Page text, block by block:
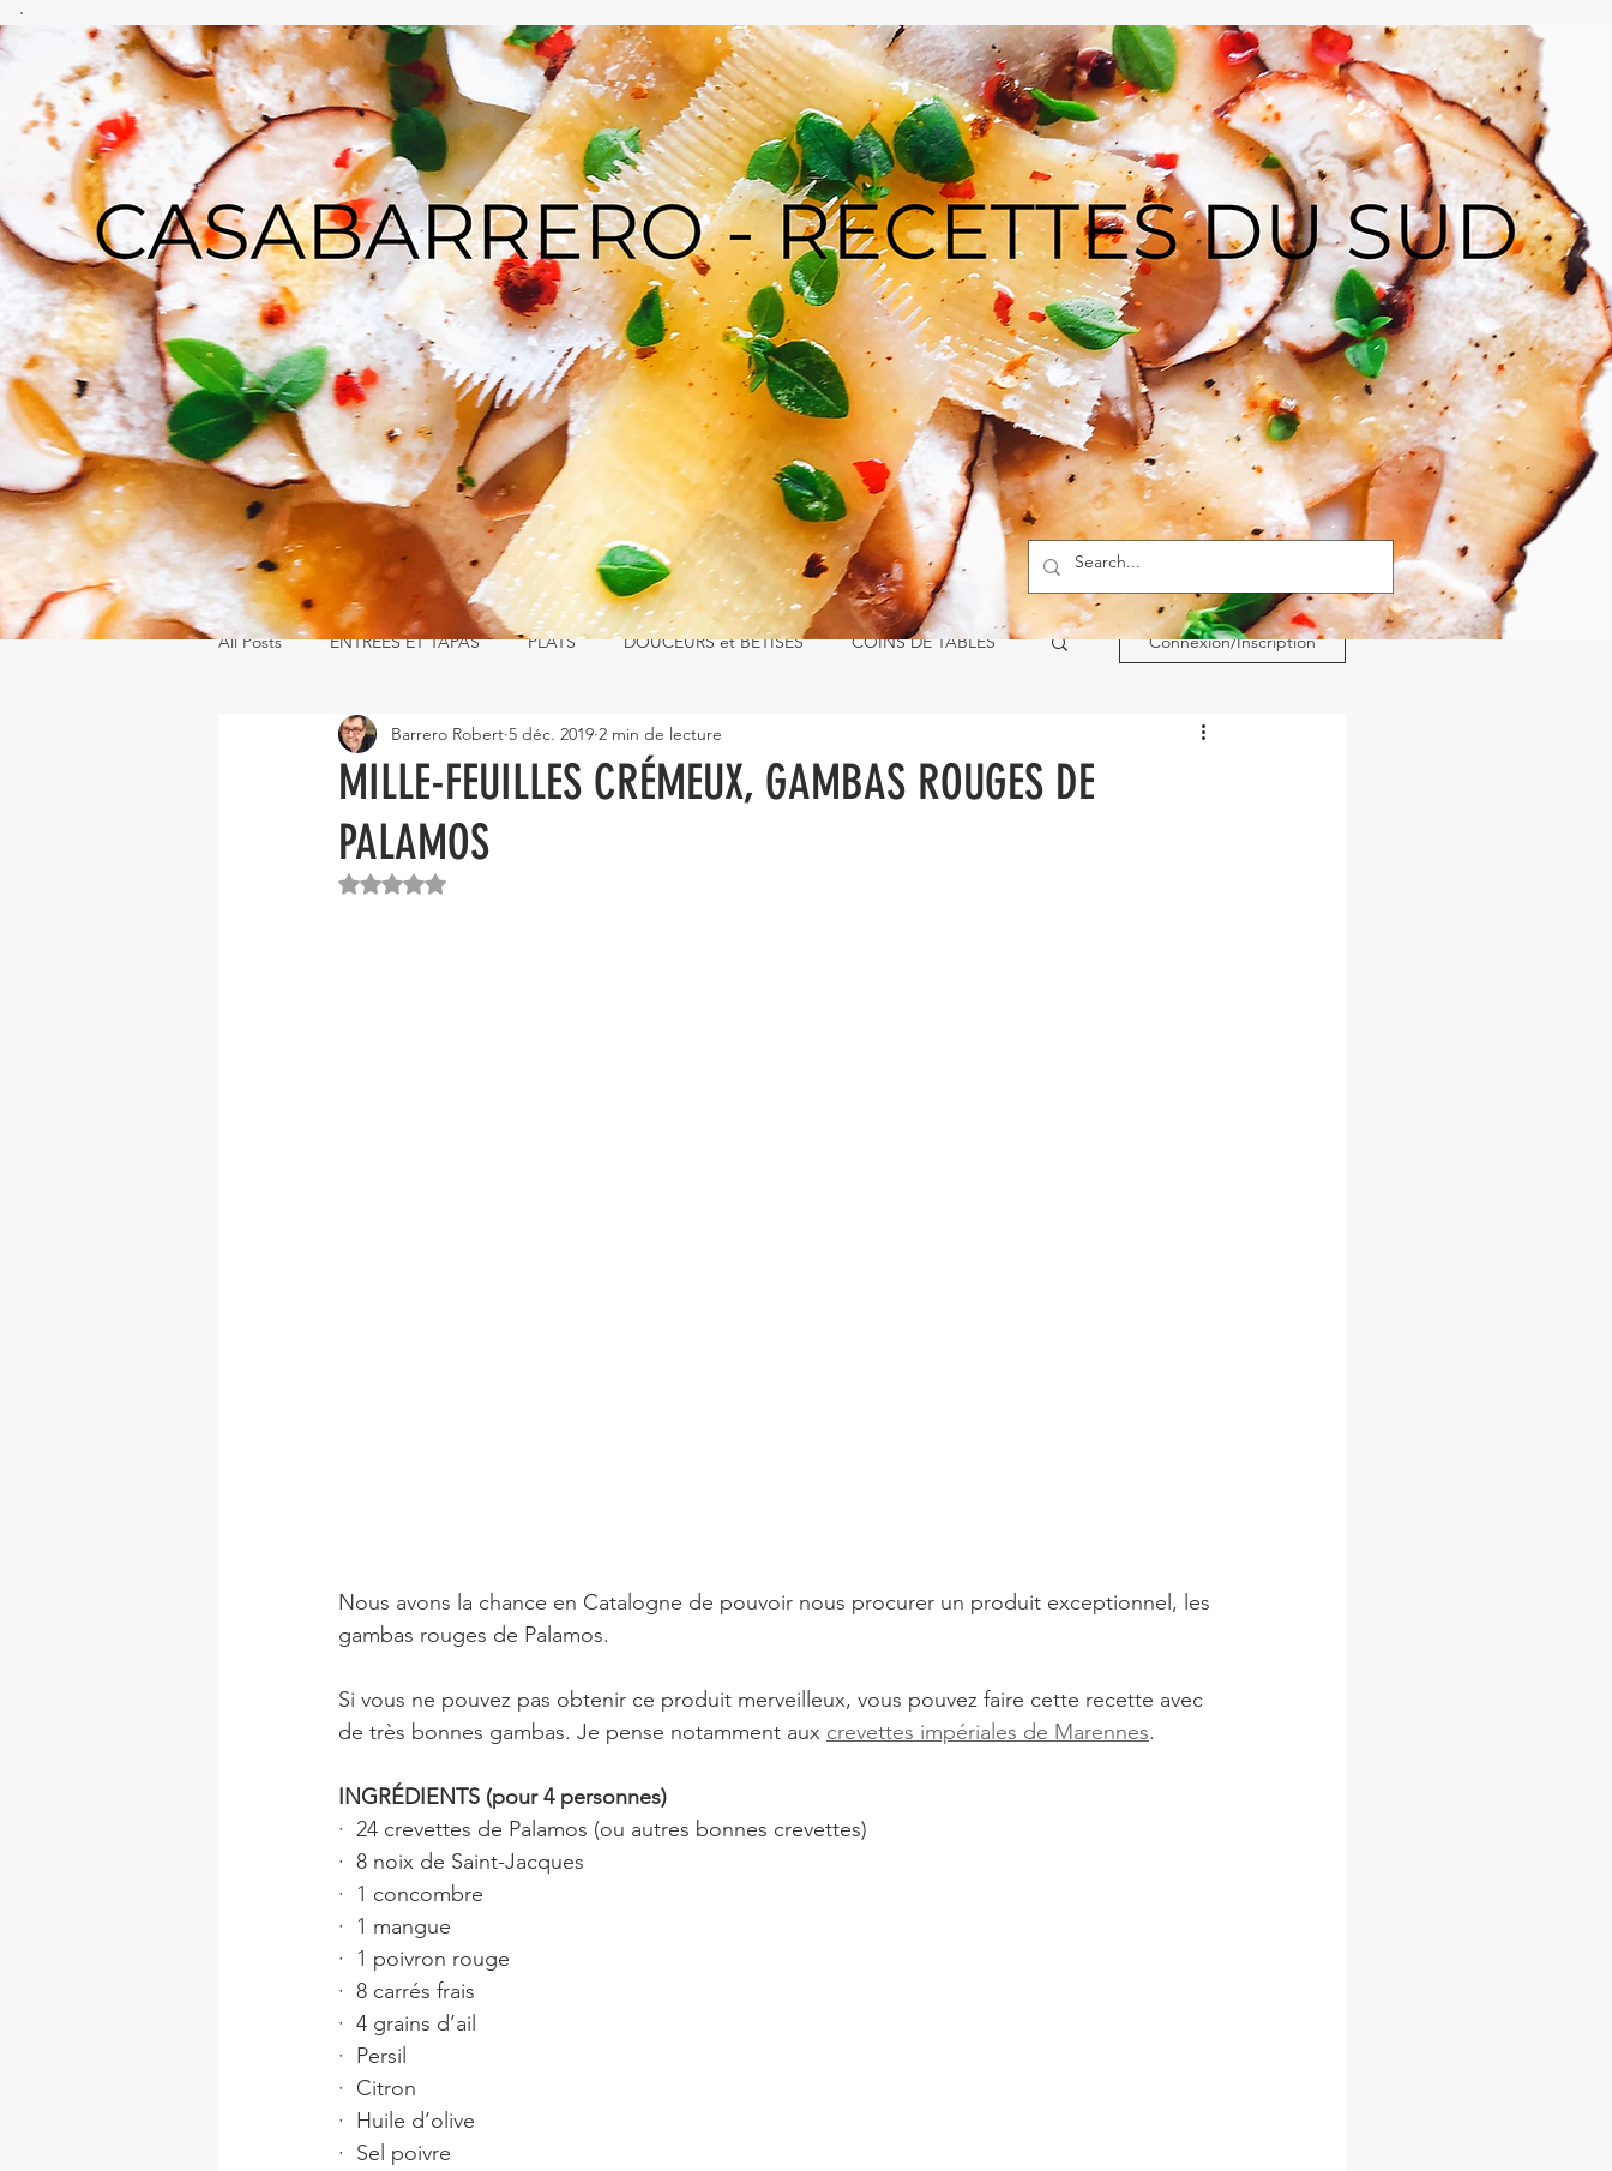
CASA
BARRERO
All Posts ENTRÉES ET TAPAS PLATS DOUCEURS et BÊTISES COINS DE TABLES Connexion/Inscription
MILLE-FEUILLES CRÉMEUX, GAMBAS ROUGES DE
PALAMOS
Barrero Robert 5 déc. 2019 2 min de lecture
Noté NaN étoiles sur 5.
Nous avons la chance en Catalogne de pouvoir nous procurer un produit exceptionnel, les
gambas rouges de Palamos.
Si vous ne pouvez pas obtenir ce produit merveilleux, vous pouvez faire cette recette avec
de très bonnes gambas. Je pense notamment aux crevettes impériales de Marennes.
INGRÉDIENTS (pour 4 personnes)
·  24 crevettes de Palamos (ou autres bonnes crevettes)
·  8 noix de Saint-Jacques
·  1 concombre
·  1 mangue
·  1 poivron rouge
·  8 carrés frais
·  4 grains d’ail
·  Persil
·  Citron
·  Huile d’olive
·  Sel poivre